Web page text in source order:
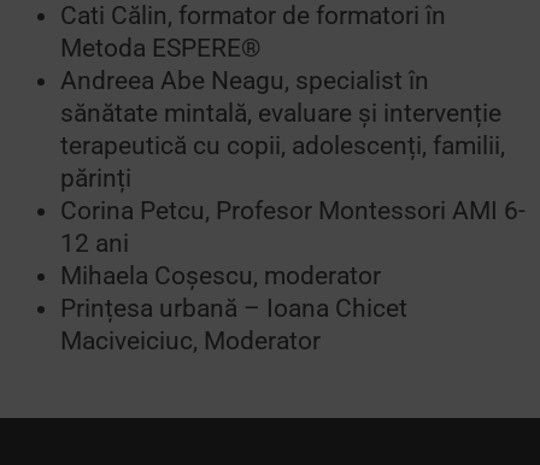
Cati Călin, formator de formatori în
Metoda ESPERE®
Andreea Abe Neagu, specialist în
sănătate mintală, evaluare și intervenție
terapeutică cu copii, adolescenți, familii,
părinți
Corina Petcu, Profesor Montessori AMI 6-
12 ani
Mihaela Coșescu, moderator
Prințesa urbană – Ioana Chicet
Maciveiciuc, Moderator